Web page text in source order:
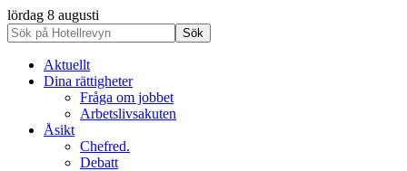
lördag 8 augusti
Aktuellt
Dina rättigheter
Fråga om jobbet
Arbetslivsakuten
Åsikt
Chefred.
Debatt